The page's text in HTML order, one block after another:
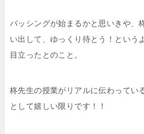
バッシングが始まるかと思いきや、
い出して、ゆっくり待とう！という
目立ったとのこと。
柊先生の授業がリアルに伝わってい
として嬉しい限りです！！